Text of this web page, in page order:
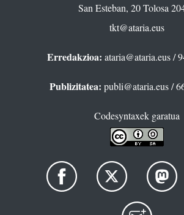
San Esteban, 20 Tolosa
tkt@ataria.eus
Erredakzioa: ataria@ataria.eus/
Publizitatea: publi@ataria.eus/
Codesyntaxek garatua